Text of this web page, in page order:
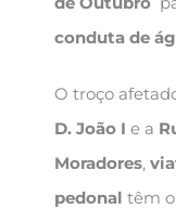
conduta de
O troço
D. João I e a
Moradores,
pedonal têm o